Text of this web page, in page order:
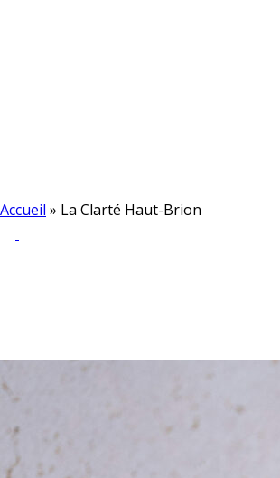
Accueil » La Clarté Haut-Brion